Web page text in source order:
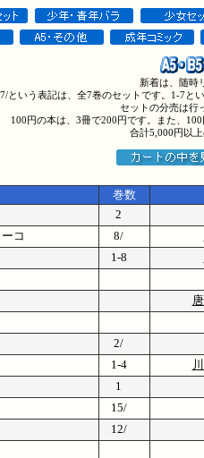
新着は、随時
7/という表記は、全7巻のセットです。1-7と
セットの分売は行
100円の本は、3冊で200円です。また、
合計5,000円以
巻数
2
コ 8/
1-8
2/
1-4
1
15/
12/